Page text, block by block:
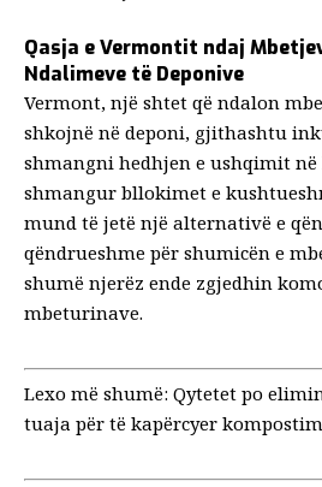
Qasja e Vermontit ndaj
Ndalimeve të Deponive
Vermont, një shtet që ndalon
shkojnë në deponi, gjithashtu
shmangni hedhjen e ushqimit
shmangur bllokimet e
mund të jetë një alternativë e
qëndrueshme për shumicën e
shumë njerëz ende zgjedhin
mbeturinave.
Lexo më shumë: Qytetet po
tuaja për të kapërcyer